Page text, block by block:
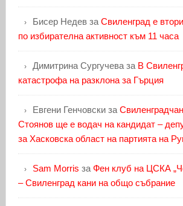
Бисер Недевза Свиленград е
по избирателна активност към 11 часа
Димитрина Сургучеваза В
катастрофа на разклона за Гърция
Евгени Генчовскиза
Стоянов ще е водач на кандидат –
за Хасковска област на партията на
Sam Morris за Фен клуб на ЦСКА
– Свиленград кани на общо събрание